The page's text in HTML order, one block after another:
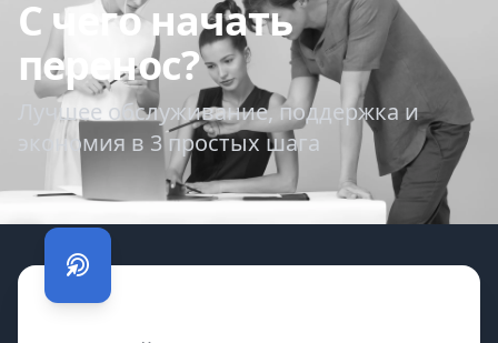
С чего начать
перенос?
Лучшее обслуживание, поддержка и
экономия в 3 простых шага
С чего начать перенос?